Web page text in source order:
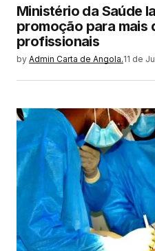
Ministério da Saúde
promoção para mais
profissionais
by Admin Carta de Angola.11 de